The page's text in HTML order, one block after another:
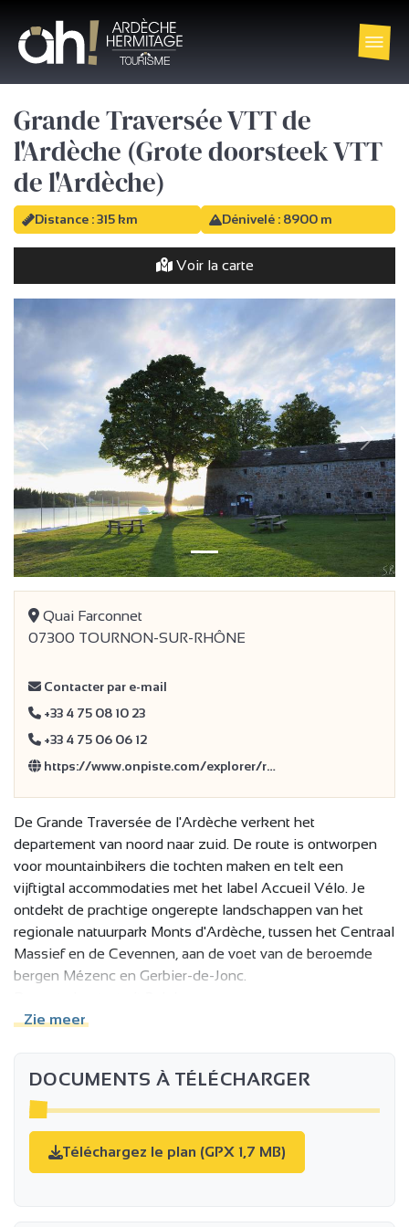
Grande Traversée VTT de
l'Ardèche (Grote doorsteek VTT
de l'Ardèche)
Distance : 315 km Dénivelé : 8900 m
Voir la carte
Vorige
Quai Farconnet
07300 TOURNON-SUR-RHÔNE
Contacter par e-mail
+33 4 75 08 10 23
+33 4 75 06 06 12
https://www.onpiste.com/explorer/r…
De Grande Traversée de l'Ardèche verkent het
departement van noord naar zuid. De route is ontworpen
voor mountainbikers die tochten maken en telt een
vijftigtal accommodaties met het label Accueil Vélo. Je
ontdekt de prachtige ongerepte landschappen van het
regionale natuurpark Monts d'Ardèche, tussen het Centraal
Massief en de Cevennen, aan de voet van de beroemde
bergen Mézenc en Gerbier-de-Jonc.
Annonay of Tournon sur Rhône, voor een sportieve variant
van ongeveer 100 km, in de richting van de bergen van de
Ardèchoise, en vooral toegankelijk via de TER- en TGV-
treinen vanuit de Rhônevallei.
Zie meer
DOCUMENTS À TÉLÉCHARGER
Téléchargez le plan (GPX 1,7 MB)